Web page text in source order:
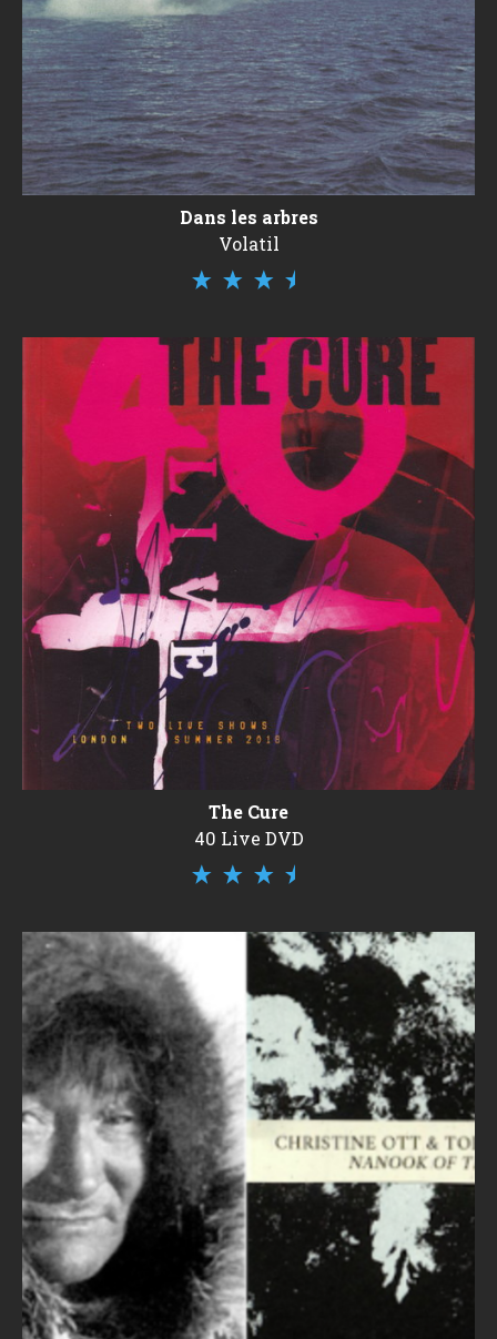
Dans les arbres
Volatil
The Cure
40 Live DVD